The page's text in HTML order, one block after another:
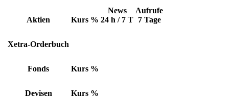
Aktien Kurs %
News
24 h / 7 T
Aufrufe
7 Tage
Xetra-Orderbuch
Fonds Kurs %
Devisen Kurs %